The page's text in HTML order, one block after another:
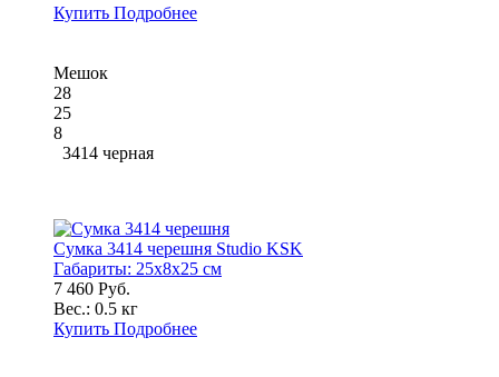
Купить Подробнее
Мешок
28
25
8
3414 черная
Сумка 3414 черешня Studio KSK
Габариты: 25x8x25 см
7 460 Руб.
Вес.: 0.5 кг
Купить Подробнее